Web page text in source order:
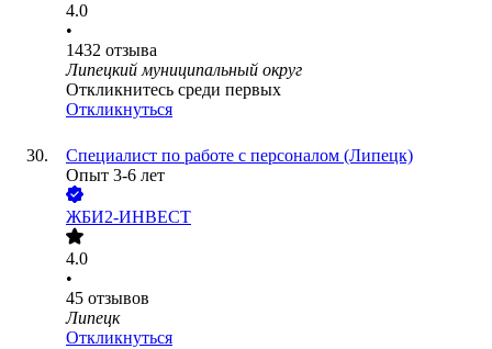
4.0
•
1432 отзыва
Липецкий муниципальный округ
Откликнитесь среди первых
Откликнуться
Специалист по работе с персоналом (Липецк)
Опыт 3-6 лет
ЖБИ2-ИНВЕСТ
4.0
•
45 отзывов
Липецк
Откликнуться